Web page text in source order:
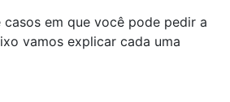
em que você pode pedir a
vamos explicar cada uma